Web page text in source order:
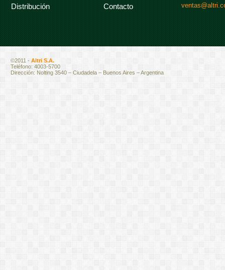
Distribución
Contacto
©2011 - Altri S.A.
Teléfono: 4003-5700
Dirección: Nolting 3540 – Ciudadela – Buenos Aires – Argentina